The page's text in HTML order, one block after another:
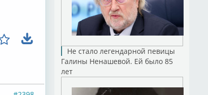
Не стало легендарной певицы
Галины Ненашевой. Ей было 85
лет